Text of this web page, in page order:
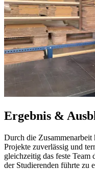
Ergebnis &
Durch die
Projekte zuverlässig und
gleichzeitig das feste
der Studierenden führte zu